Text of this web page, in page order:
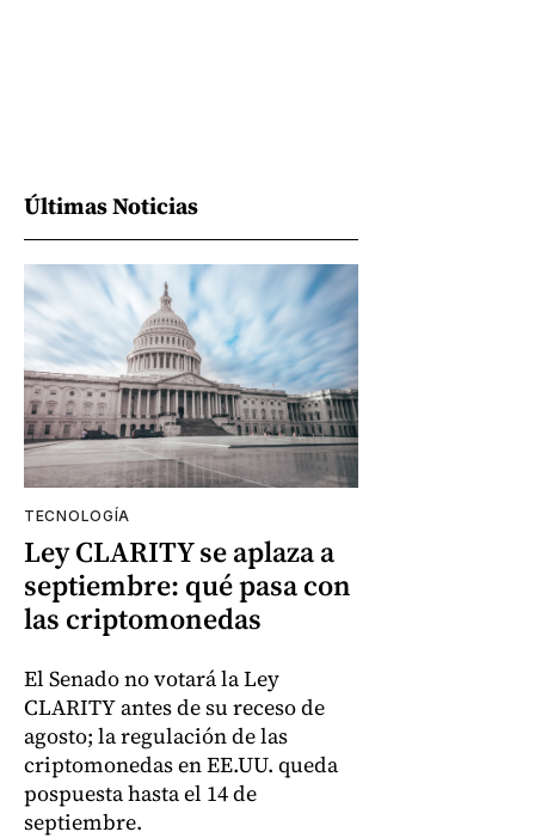
Últimas Noticias
TECNOLOGÍA
Ley CLARITY se aplaza a
septiembre: qué pasa con
las criptomonedas
El Senado no votará la Ley
CLARITY antes de su receso de
agosto; la regulación de las
criptomonedas en EE.UU. queda
pospuesta hasta el 14 de
septiembre.